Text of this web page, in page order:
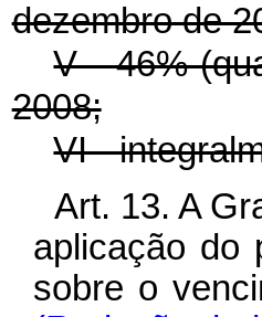
dezembro de
V - 46%
2008;
VI -
Art. 13. A
aplicação do
sobre o